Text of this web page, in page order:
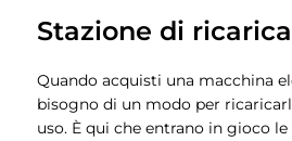
Stazione di
Quando acquisti una macchina
bisogno di un modo per
uso. È qui che entrano in gioco